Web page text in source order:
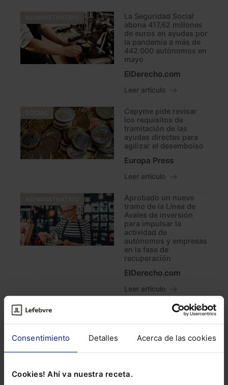
Consentimiento Detalles Acerca de las cookies
Cookies! Ahí va nuestra receta.
La Seguridad Social
abona 417,62 millones
de euros en ayudas por
la pandemia a más de
442.000 autónomos en
mayo
ElDerecho.com
Leer artículo
Cepyme pide revisar
los requisitos de
tramitación de las
ayudas directas para
agilizar el desembolso
Europa Press
Leer artículo
Aprobado un nuevo
tramo de la Línea de
Avales de inversión
para impulsar la
actividad de
autónomos y empresas
en la fase de
recuperación
ElDerecho.com
Leer artículo
La Eurocámara
aprueba conceder 36
millones a España para
financiar medidas
Leer artículo
ADMINISTRATIVO